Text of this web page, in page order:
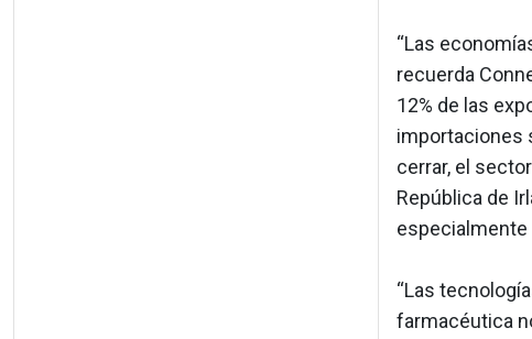
“Las
recuerda
12% de las
importaciones
cerrar, el
República de
especialmente
“Las
farmacéutica